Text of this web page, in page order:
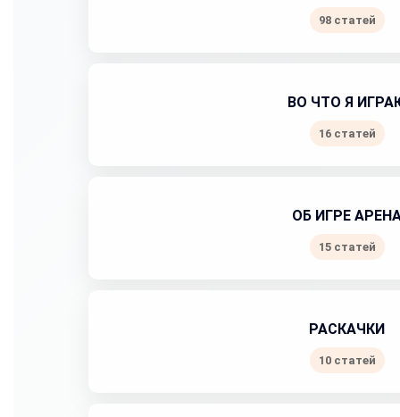
98 статей
ВО ЧТО Я
16 статей
ОБ ИГРЕ
15 статей
РАСКАЧКИ
10 статей